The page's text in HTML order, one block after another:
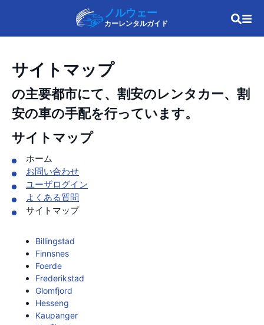
ノルウェー
カーレンタルガイド
サイトマップ
の主要都市にて、割安のレンタカー、割
安の車の手配を行っています。
サイトマップ
ホーム
お問い合わせ
ユーザログイン
よくある質問
サイトマップ
Billingstad
Finnsnes
Foerde
Frederikstad
Glomfjord
Hesseng
Kaupanger